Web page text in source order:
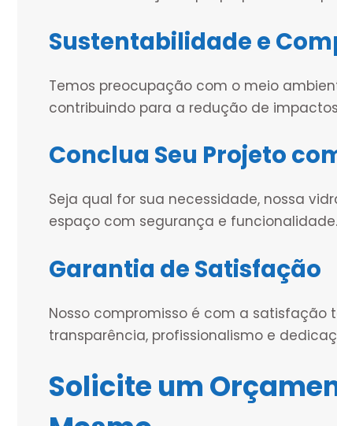
Sustentabilidade e
Temos preocupação com o meio
contribuindo para a redução de
Conclua Seu Projeto
Seja qual for sua necessidade, nossa
espaço com segurança e funcionalidade.
Garantia de Satisfação
Nosso compromisso é com a satisfação
transparência, profissionalismo e
Solicite um